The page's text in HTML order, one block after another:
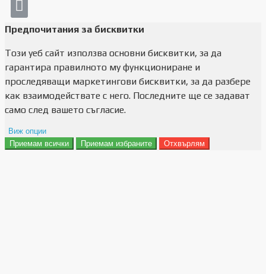
Предпочитания за бисквитки
Този уеб сайт използва основни бисквитки, за да
гарантира правилното му функциониране и
проследяващи маркетингови бисквитки, за да разбере
как взаимодействате с него. Последните ще се задават
само след вашето съгласие.
Виж опции
Препочитания за реклами
Приемам всички Приемам избраните Отхвърлям